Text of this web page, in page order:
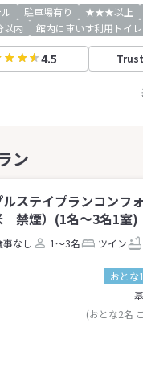
駐車場有り ★★★以上
以内
館内に車いす利用トイレ
4.5
ルステイプランコンフ
禁煙）(1名～3名1室)
事なし 1～3名 ツイン
おとな
(おとな2名